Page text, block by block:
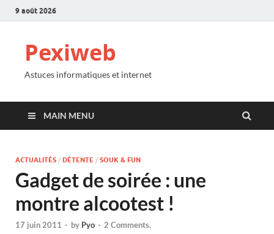
9 août 2026
Pexiweb
Astuces informatiques et internet
MAIN MENU
ACTUALITÉS / DÉTENTE / SOUK & FUN
Gadget de soirée : une
montre alcootest !
17 juin 2011 - by Pyo - 2 Comments.